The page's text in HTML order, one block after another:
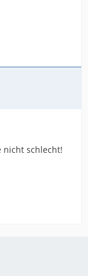
nicht schlecht!